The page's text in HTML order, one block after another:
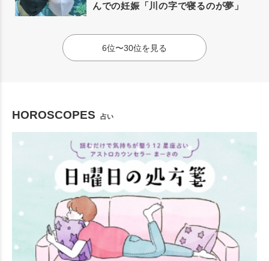
んでの妊娠「川の字で寝るのが夢」
6位〜30位を見る
HOROSCOPES 占い